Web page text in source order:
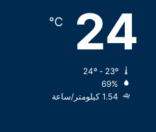
24
℃
69%
1.54 كيلومتر/ساعة